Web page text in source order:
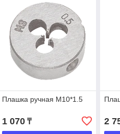
Плашка ручная М10*1.5
1 070₸ 2